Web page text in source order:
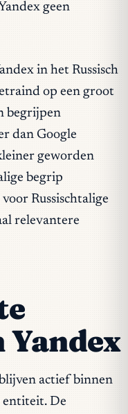
geen
in het Russisch
op een groot
begrijpen
dan Google
geworden
begrip
Russischtalige
relevantere
actief binnen
entiteit. De